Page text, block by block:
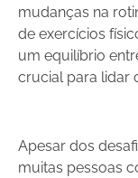
mudanças na
de exercícios
um equilíbrio
crucial para lidar
Apesar dos
muitas pessoas